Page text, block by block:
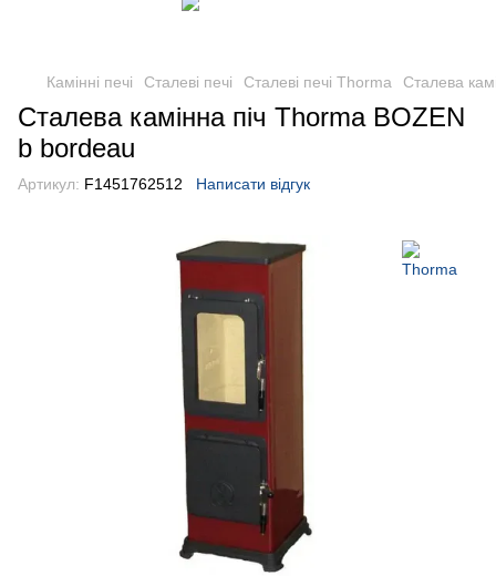
Камінні печі Сталеві печі Сталеві печі Thorma Сталева
Сталева камінна піч Thorma BOZEN
b bordeau
Артикул: F1451762512 Написати відгук